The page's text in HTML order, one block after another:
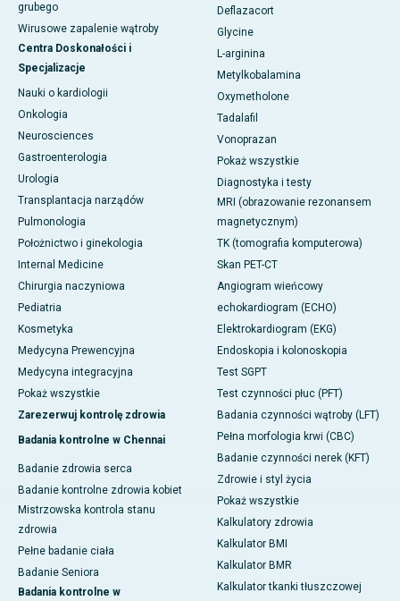
grubego
Wirusowe zapalenie wątroby
Centra Doskonałości i
Specjalizacje
Nauki o kardiologii
Onkologia
Neurosciences
Gastroenterologia
Urologia
Transplantacja narządów
Pulmonologia
Położnictwo i ginekologia
Internal Medicine
Chirurgia naczyniowa
Pediatria
Kosmetyka
Medycyna Prewencyjna
Medycyna integracyjna
Pokaż wszystkie
Zarezerwuj kontrolę zdrowia
Badania kontrolne w Chennai
Badanie zdrowia serca
Badanie kontrolne zdrowia kobiet
Mistrzowska kontrola stanu
zdrowia
Pełne badanie ciała
Badanie Seniora
Badania kontrolne w
Deflazacort
Glycine
L-arginina
Metylkobalamina
Oxymetholone
Tadalafil
Vonoprazan
Pokaż wszystkie
Diagnostyka i testy
MRI (obrazowanie rezonansem
magnetycznym)
TK (tomografia komputerowa)
Skan PET-CT
Angiogram wieńcowy
echokardiogram (ECHO)
Elektrokardiogram (EKG)
Endoskopia i kolonoskopia
Test SGPT
Test czynności płuc (PFT)
Badania czynności wątroby (LFT)
Pełna morfologia krwi (CBC)
Badanie czynności nerek (KFT)
Zdrowie i styl życia
Pokaż wszystkie
Kalkulatory zdrowia
Kalkulator BMI
Kalkulator BMR
Kalkulator tkanki tłuszczowej